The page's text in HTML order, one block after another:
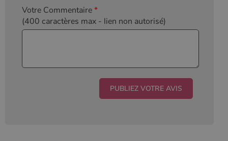
Votre Commentaire*
(400 caractères max - lien non autorisé)